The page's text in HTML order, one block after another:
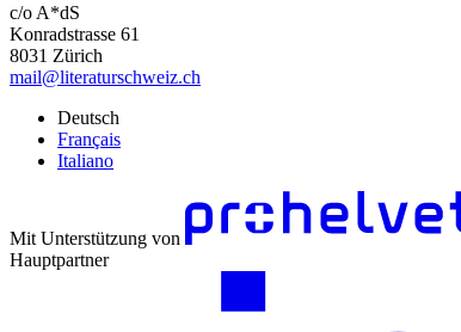
c/o A*dS
Konradstrasse 61
8031 Zürich
mail@literaturschweiz.ch
Deutsch
Français
Italiano
Mit Unterstützung von
Hauptpartner